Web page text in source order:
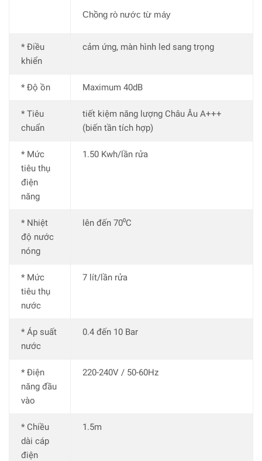
Chồng rò nước từ máy
* Điều
khiển
cảm ứng, màn hình led sang trọng
* Độ ồn Maximum 40dB
* Tiêu
chuẩn
tiết kiệm năng lượng Châu Âu A+++
(biến tần tích hợp)
* Mức
tiêu thụ
điện
năng
1.50 Kwh/lần rửa
* Nhiệt
độ nước
nóng
lên đến 70⁰C
* Mức
tiêu thụ
nước
7 lít/lần rửa
* Áp suất
nước
0.4 đến 10 Bar
* Điện
năng đầu
vào
220-240V / 50-60Hz
* Chiều
dài cáp
điện
1.5m